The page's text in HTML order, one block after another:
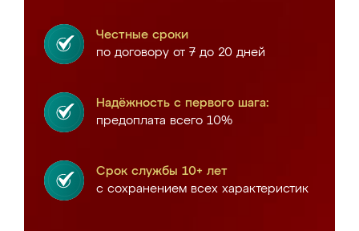
Честные сроки
по договору от 7 до 20 дней
Надёжность с первого шага:
предоплата всего 10%
Срок службы 10+ лет
с сохранением всех характеристик